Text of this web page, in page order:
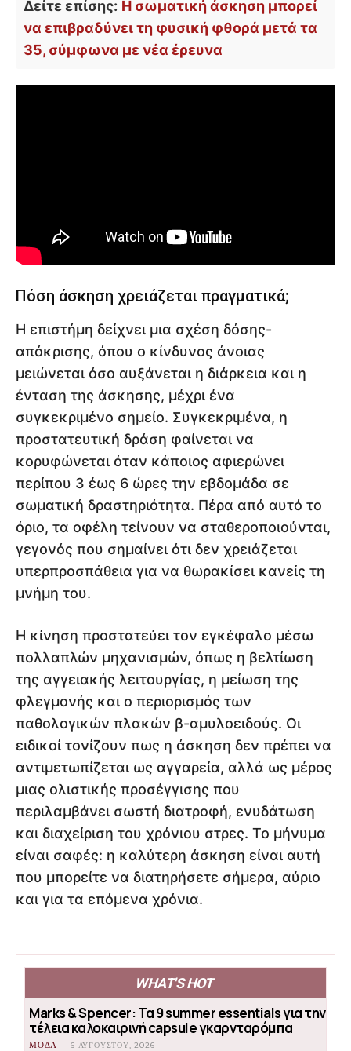
Δείτε επίσης: Η σωματική άσκηση μπορεί
να επιβραδύνει τη φυσική φθορά μετά τα
35, σύμφωνα με νέα έρευνα
Πόση άσκηση χρειάζεται πραγματικά;
Η επιστήμη δείχνει μια σχέση δόσης-
απόκρισης, όπου ο κίνδυνος άνοιας
μειώνεται όσο αυξάνεται η διάρκεια και η
ένταση της άσκησης, μέχρι ένα
συγκεκριμένο σημείο. Συγκεκριμένα, η
προστατευτική δράση φαίνεται να
κορυφώνεται όταν κάποιος αφιερώνει
περίπου 3 έως 6 ώρες την εβδομάδα σε
σωματική δραστηριότητα. Πέρα από αυτό το
όριο, τα οφέλη τείνουν να σταθεροποιούνται,
γεγονός που σημαίνει ότι δεν χρειάζεται
υπερπροσπάθεια για να θωρακίσει κανείς τη
μνήμη του.
Η κίνηση προστατεύει τον εγκέφαλο μέσω
πολλαπλών μηχανισμών, όπως η βελτίωση
της αγγειακής λειτουργίας, η μείωση της
φλεγμονής και ο περιορισμός των
παθολογικών πλακών β-αμυλοειδούς. Οι
ειδικοί τονίζουν πως η άσκηση δεν πρέπει να
αντιμετωπίζεται ως αγγαρεία, αλλά ως μέρος
μιας ολιστικής προσέγγισης που
περιλαμβάνει σωστή διατροφή, ενυδάτωση
και διαχείριση του χρόνιου στρες. Το μήνυμα
είναι σαφές: η καλύτερη άσκηση είναι αυτή
που μπορείτε να διατηρήσετε σήμερα, αύριο
και για τα επόμενα χρόνια.
WHAT'S HOT
Marks & Spencer: Τα 9 summer essentials για την
τέλεια καλοκαιρινή capsule γκαρνταρόμπα
ΜΟΔΑ 6 ΑΥΓΟΎΣΤΟΥ, 2026